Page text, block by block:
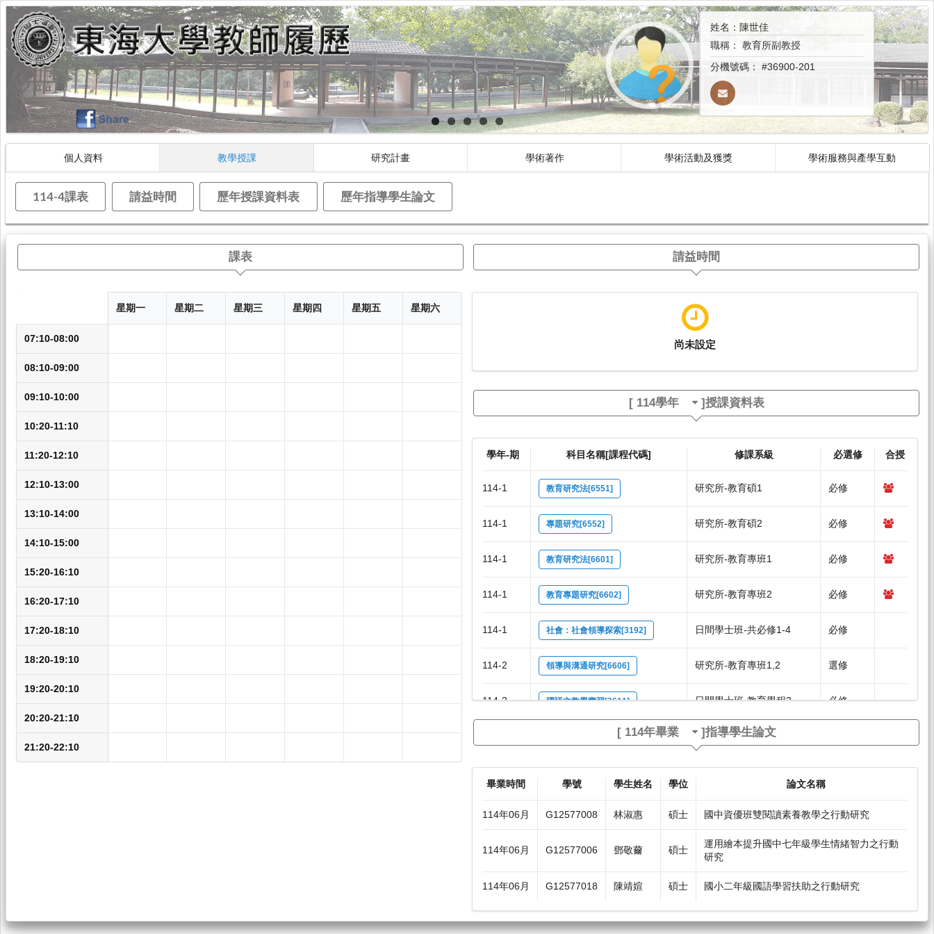
姓名：陳世佳
職稱： 教育所副教授
分機號碼： #36900-201
個人資料 教學授課 研究計畫 學術著作 學術活動及獲獎 學術服務與產學互動
114-4課表 請益時間 歷年授課資料表 歷年指導學生論文
課表
星期一 星期二 星期三 星期四 星期五 星期六
07:10-08:00
08:10-09:00
09:10-10:00
10:20-11:10
11:20-12:10
12:10-13:00
13:10-14:00
14:10-15:00
15:20-16:10
16:20-17:10
17:20-18:10
18:20-19:10
19:20-20:10
20:20-21:10
21:20-22:10
請益時間
尚未設定
[ 114學年 ]授課資料表
學年-期 科目名稱[課程代碼] 修課系級 必選修 合授
114-1 教育研究法[6551] 研究所-教育碩1 必修
114-1 專題研究[6552] 研究所-教育碩2 必修
114-1 教育研究法[6601] 研究所-教育專班1 必修
114-1 教育專題研究[6602] 研究所-教育專班2 必修
114-1 社會：社會領導探索[3192] 日間學士班-共必修1-4 必修
114-2 領導與溝通研究[6606] 研究所-教育專班1,2 選修
114-2 國語文教學實習[3611] 日間學士班-教育學程2 必修
社會：社會領導探索[3185] 日間學士班-共必修1-4
[ 114年畢業 ]指導學生論文
畢業時間 學號 學生姓名 學位 論文名稱
114年06月 G12577008 林淑惠 碩士 國中資優班雙閱讀素養教學之行動研究
114年06月 G12577006 鄧敬薾 碩士
運用繪本提升國中七年級學生情緒智力之行動
研究
114年06月 G12577018 陳靖媗 碩士 國小二年級國語學習扶助之行動研究